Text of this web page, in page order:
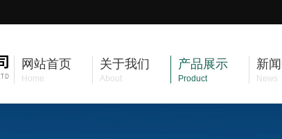
网站首页
Home
关于我们
About
产品展示
Product
新
News